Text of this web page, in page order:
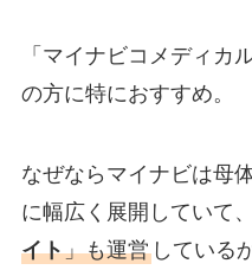
「マイナビコメディカ
の方に特におすすめ。
なぜならマイナビは母
に幅広く展開していて、
イト」も運営している